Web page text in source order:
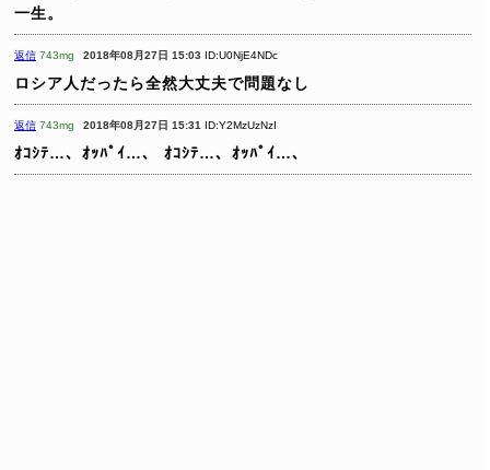
一生。
返信 743mg 2018年08月27日 15:03 ID:U0NjE4NDc
ロシア人だったら全然大丈夫で問題なし
返信 743mg 2018年08月27日 15:31 ID:Y2MzUzNzI
ｵｺｼﾃ…、ｵｯﾊﾟｲ…、 ｵｺｼﾃ…、ｵｯﾊﾟｲ…、